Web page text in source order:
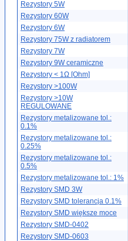
Rezystory 5W
Rezystory 60W
Rezystory 6W
Rezystory 75W z radiatorem
Rezystory 7W
Rezystory 9W ceramiczne
Rezystory < 1Ω [Ohm]
Rezystory >100W
Rezystory >10W
REGULOWANE
Rezystory metalizowane tol.:
0.1%
Rezystory metalizowane tol.:
0.25%
Rezystory metalizowane tol.:
0.5%
Rezystory metalizowane tol.: 1%
Rezystory SMD 3W
Rezystory SMD tolerancja 0.1%
Rezystory SMD większe moce
Rezystory SMD-0402
Rezystory SMD-0603